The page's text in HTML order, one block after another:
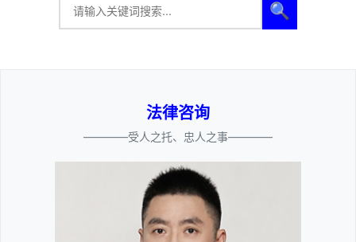
🔍
法律咨询
————受人之托、忠人之事————